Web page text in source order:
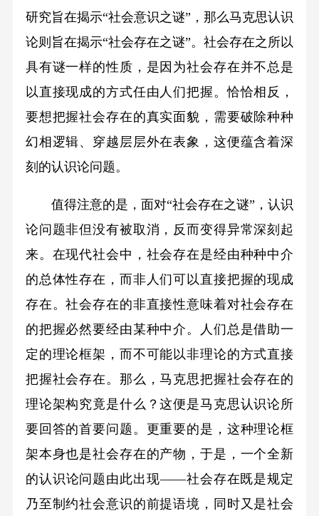
研究旨在揭示“社会意识之谜”，那么马克思认识
论则旨在揭示“社会存在之谜”。社会存在之所以
具有谜一样的性质，是因为社会存在并不总是
以直接现成的方式任由人们把握。恰恰相反，
要想把握社会存在的真实面貌，需要破除种种
幻相逻辑、穿越层层外在表象，这便蕴含着深
刻的认识论问题。
值得注意的是，面对“社会存在之谜”，认识
论问题非但没有被取消，反而变得异常深刻起
来。在现代社会中，社会存在是经由种种中介
的总体性存在，而非人们可以直接把握的现成
存在。社会存在的非直接性意味着对社会存在
的把握必然要经由某种中介。人们总是借助一
定的理论框架，而不可能以非理论的方式直接
把握社会存在。那么，马克思把握社会存在的
理论架构究竟是什么？这便是马克思认识论所
要回答的首要问题。更重要的是，这种理论框
架本身也是社会存在的产物，于是，一个全新
的认识论问题由此出现——社会存在既是规定
乃至制约社会意识的前提语境，同时又是社会